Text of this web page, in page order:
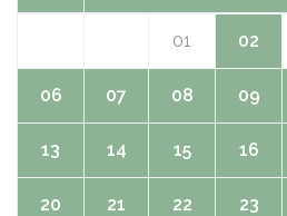
01 02
06 07 08 09
13 14 15 16
20 21 22 23